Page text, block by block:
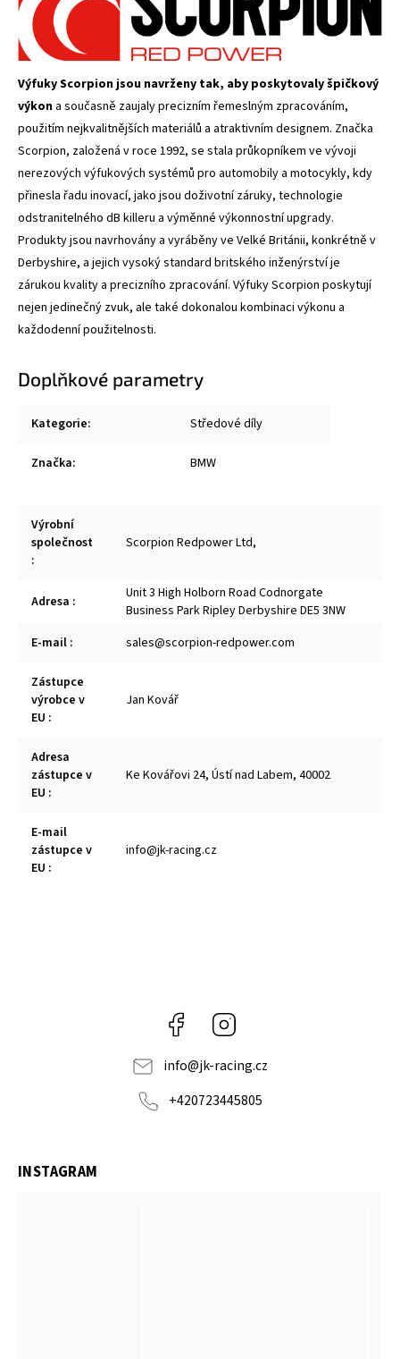
Výfuky Scorpion jsou navrženy tak, aby poskytovaly špičkový
výkon a současně zaujaly precizním řemeslným zpracováním,
použitím nejkvalitnějších materiálů a atraktivním designem. Značka
Scorpion, založená v roce 1992, se stala průkopníkem ve vývoji
nerezových výfukových systémů pro automobily a motocykly, kdy
přinesla řadu inovací, jako jsou doživotní záruky, technologie
odstranitelného dB killeru a výměnné výkonnostní upgrady.
Produkty jsou navrhovány a vyráběny ve Velké Británii, konkrétně v
Derbyshire, a jejich vysoký standard britského inženýrství je
zárukou kvality a precizního zpracování. Výfuky Scorpion poskytují
nejen jedinečný zvuk, ale také dokonalou kombinaci výkonu a
každodenní použitelnosti.
Doplňkové parametry
Kategorie: Středové díly
Značka: BMW
Výrobní
společnost
:
Scorpion Redpower Ltd,
Adresa :
Unit 3 High Holborn Road Codnorgate
Business Park Ripley Derbyshire DE5 3NW
E-mail : sales@scorpion-redpower.com
Zástupce
výrobce v
EU :
Jan Kovář
Adresa
zástupce v
EU :
Ke Kovářovi 24, Ústí nad Labem, 40002
E-mail
zástupce v
EU :
info@jk-racing.cz
Facebook
info@jk-racing.cz
+420723445805
INSTAGRAM